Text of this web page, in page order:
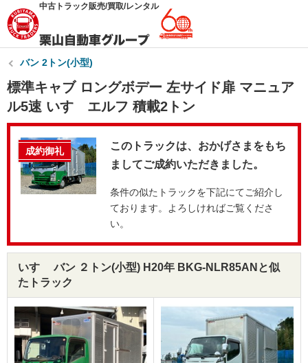
中古トラック販売/買取/レンタル
バン 2トン(小型)
標準キャブ ロングボデー 左サイド扉 マニュア
ル5速 いすゞエルフ 積載2トン
成約御礼
このトラックは、おかげさまをもち
ましてご成約いただきました。
条件の似たトラックを下記にてご紹介し
ております。よろしければご覧くださ
い。
いすゞ バン ２トン(小型) H20年 BKG-NLR85ANと似
たトラック